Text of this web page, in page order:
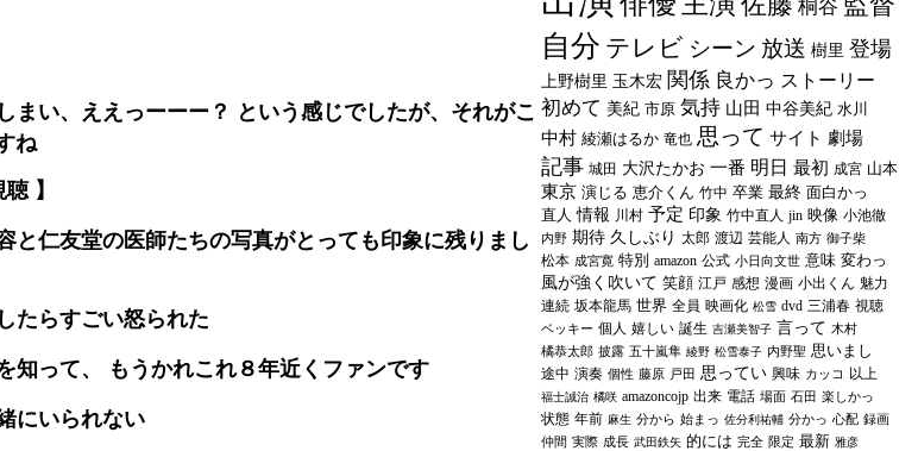
まい、ええっーーー？ という感じでしたが、それがこ
ね
】
と仁友堂の医師たちの写真がとっても印象に残りまし
たらすごい怒られた
知って、 もうかれこれ８年近くファンです
にいられない
桐谷
自分 テレビ シーン 放送 樹里 登場
上野樹里 玉木宏 関係 良かっ ストーリー
初めて 美紀 市原 気持 山田 中谷美紀 水川
中村 綾瀬はるか 竜也 思って サイト 劇場
記事 城田 大沢たかお 一番 明日 最初 成宮 山本
東京 演じる 恵介くん 竹中 卒業 最終 面白かっ
直人 情報 川村 予定 印象 竹中直人 jin 映像 小池徹
内野 期待 久しぶり 太郎 渡辺 芸能人 南方 御子柴
松本 成宮寛 特別 amazon 公式 小日向文世 意味 変わっ
風が強く吹いて 笑顔 江戸 感想 漫画 小出くん 魅力
連続 坂本龍馬 世界 全員 映画化 松雪 dvd 三浦春 視聴
ベッキー 個人 嬉しい 誕生 吉瀬美智子 言って 木村
橘恭太郎 披露 五十嵐隼 綾野 松雪泰子 内野聖 思いまし
途中 演奏 個性 藤原 戸田 思ってい 興味 カッコ 以上
福士誠治 橘咲 amazoncojp 出来 電話 場面 石田 楽しかっ
状態 年前 麻生 分から 始まっ 佐分利祐輔 分かっ 心配 録画
仲間 実際 成長 武田鉄矢 的には 完全 限定 最新 雅彦